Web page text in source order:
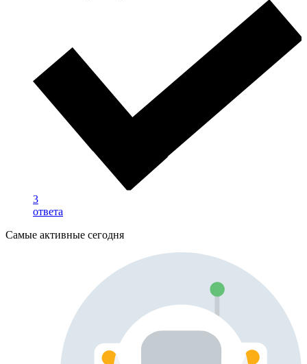
3
ответа
Самые активные сегодня